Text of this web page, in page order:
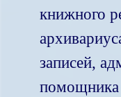
книжного
записей,
помощника